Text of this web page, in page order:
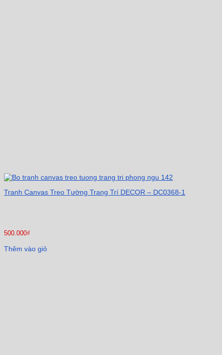
Tranh Canvas Treo Tường Trang Trí DECOR – DC0368-1
500.000₫
Thêm vào giỏ